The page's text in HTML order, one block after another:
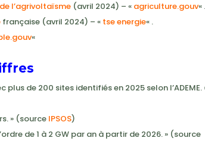
l’agrivoltaïsme(avril 2024) – « agriculture.gouv« .
française (avril 2024) – « tse energie« .
«
de 200 sites identifiés en 2025 selon l’ADEME.
» (source IPSOS)
de 1 à 2 GW par an à partir de 2026. » (source